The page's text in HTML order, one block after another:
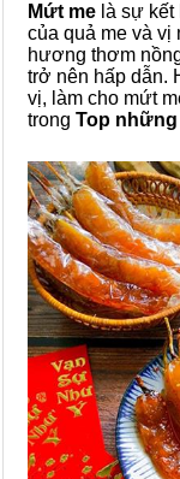
Mứt me là sự
của quả me và
hương thơm
trở nên hấp dẫn.
vị, làm cho mứt
trong Top những